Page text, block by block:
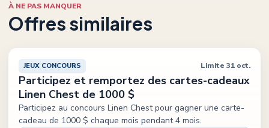
À NE PAS MANQUER
Offres similaires
JEUX CONCOURS Limite 31 oct.
Participez et remportez des cartes-cadeaux
Linen Chest de 1000 $
Participez au concours Linen Chest pour gagner une carte-
cadeau de 1000 $ chaque mois pendant 4 mois.